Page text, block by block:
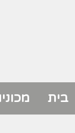
בית